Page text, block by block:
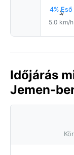
4% Eső
↑
5.0 km/h
Időjárás
Jemen-